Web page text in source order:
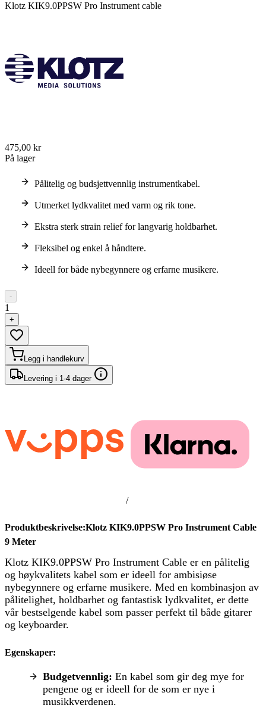
Klotz KIK9.0PPSW Pro Instrument cable
475,00 kr
På lager
Pålitelig og budsjettvennlig instrumentkabel.
Utmerket lydkvalitet med varm og rik tone.
Ekstra sterk strain relief for langvarig holdbarhet.
Fleksibel og enkel å håndtere.
Ideell for både nybegynnere og erfarne musikere.
-
1
+
Legg i handlekurv
Levering i 1-4 dager
/
Produktbeskrivelse:Klotz KIK9.0PPSW Pro Instrument Cable
9 Meter
Klotz KIK9.0PPSW Pro Instrument Cable er en pålitelig
og høykvalitets kabel som er ideell for ambisiøse
nybegynnere og erfarne musikere. Med en kombinasjon av
pålitelighet, holdbarhet og fantastisk lydkvalitet, er dette
vår bestselgende kabel som passer perfekt til både gitarer
og keyboarder.
Egenskaper:
Budgetvennlig: En kabel som gir deg mye for
pengene og er ideell for de som er nye i
musikkverdenen.